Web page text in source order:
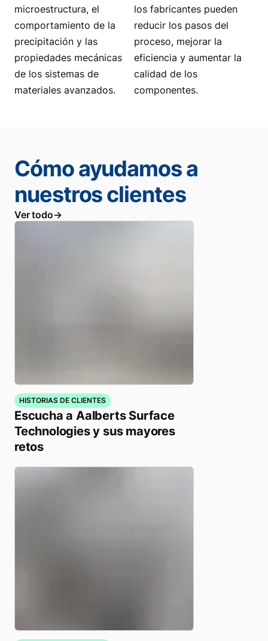
microestructura, el
comportamiento de la
precipitación y las
propiedades mecánicas
de los sistemas de
materiales avanzados.
los fabricantes pueden
reducir los pasos del
proceso, mejorar la
eficiencia y aumentar la
calidad de los
componentes.
Cómo ayudamos a
nuestros clientes
Ver todo
HISTORIAS DE CLIENTES
Escucha a Aalberts Surface
Technologies y sus mayores
retos